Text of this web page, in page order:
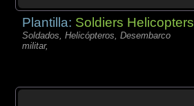
Plantilla: Soldiers Helicopters
Soldados, Helicópteros, Desembarco
militar,